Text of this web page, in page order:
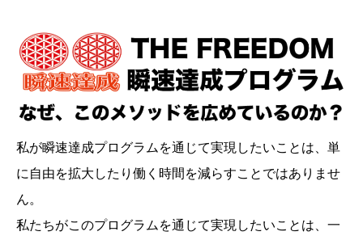
私が瞬速達成プログラムを通じて実現したいことは、単
に自由を拡大したり働く時間を減らすことではありませ
ん。
私たちがこのプログラムを通じて実現したいことは、一